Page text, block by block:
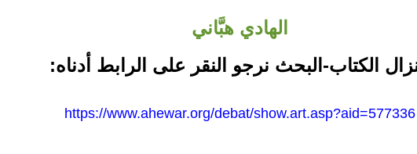
الهادي هبَّاني
الكتاب-البحث نرجو النقر على الرابط أدناه:
https://www.ahewar.org/debat/show.art.asp?aid=577336